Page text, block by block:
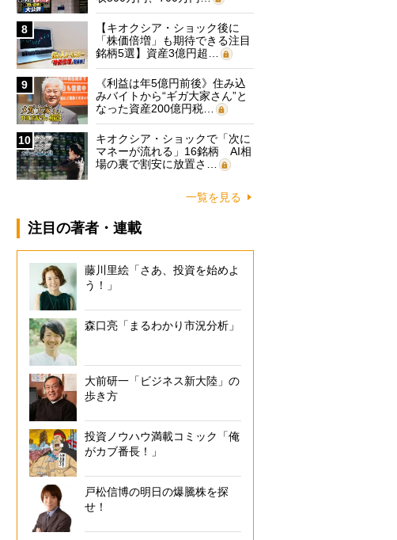
8
【キオクシア・ショック後に
「株価倍増」も期待できる注目
銘柄5選】資産3億円超…
9
《利益は年5億円前後》住み込
みバイトから“ギガ大家さん”と
なった資産200億円税…
10
キオクシア・ショックで「次に
マネーが流れる」16銘柄 AI相
場の裏で割安に放置さ…
一覧を見る
注目の著者・連載
藤川里絵「さあ、投資を始めよ
う！」
森口亮「まるわかり市況分析」
大前研一「ビジネス新大陸」の
歩き方
投資ノウハウ満載コミック「俺
がカブ番長！」
戸松信博の明日の爆騰株を探
せ！